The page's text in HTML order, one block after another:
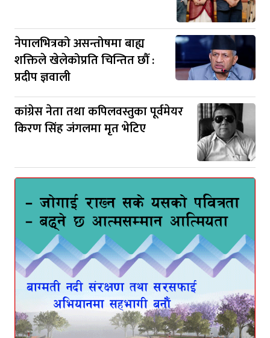
नेपालभित्रको असन्तोषमा बाह्य
शक्तिले खेलेकोप्रति चिन्तित छौँ :
प्रदीप ज्ञवाली
कांग्रेस नेता तथा कपिलवस्तुका पूर्वमेयर
किरण सिंह जंगलमा मृत भेटिए